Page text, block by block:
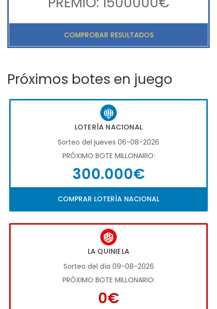
COMPROBAR RESULTADOS
Próximos botes en juego
LOTERÍA NACIONAL
Sorteo del jueves 06-08-2026
PRÓXIMO BOTE MILLONARIO:
300.000€
COMPRAR LOTERÍA NACIONAL
LA QUINIELA
Sorteo del día 09-08-2026
PRÓXIMO BOTE MILLONARIO:
0€